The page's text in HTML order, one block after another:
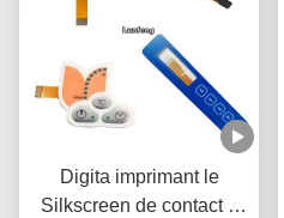
Digita imprimant le
Silkscreen de contact à